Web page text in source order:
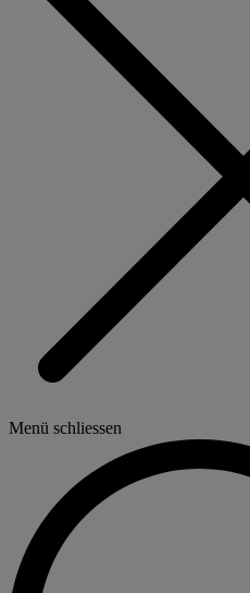
Menü schliessen